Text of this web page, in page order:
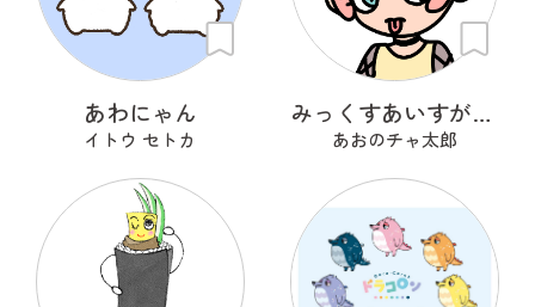
あわにゃん
イトウ セトカ
みっくすあいすがーる
あおのチャ太郎